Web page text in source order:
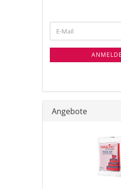
ZUR
NEWSLETTER-
E-
Mail
Angebote